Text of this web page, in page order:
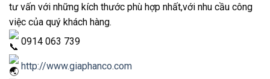
tư vấn với những kích thước phù hợp nhất,với nhu cầu công
việc của quý khách hàng.
0914 063 739
http://www.giaphanco.com